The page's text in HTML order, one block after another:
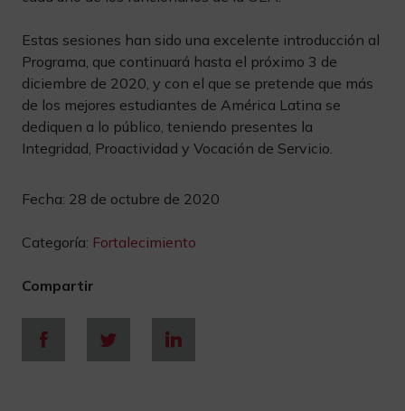
Estas sesiones han sido una excelente introducción al
Programa, que continuará hasta el próximo 3 de
diciembre de 2020, y con el que se pretende que más
de los mejores estudiantes de América Latina se
dediquen a lo público, teniendo presentes la
Integridad, Proactividad y Vocación de Servicio.
Fecha: 28 de octubre de 2020
Categoría: Fortalecimiento
Compartir